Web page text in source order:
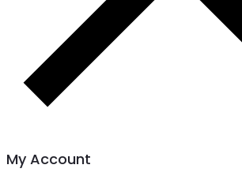
My Account